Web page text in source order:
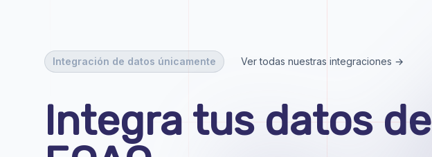
Integración de datos únicamente Ver todas nuestras integraciones →
Integra tus datos de